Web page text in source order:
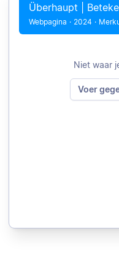
Webpagina · 2024 ·
Niet waar
Voer